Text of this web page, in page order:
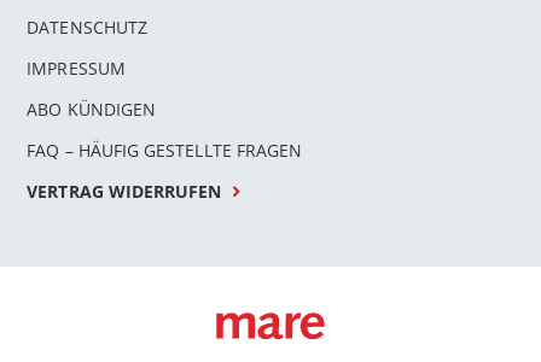
DATENSCHUTZ
IMPRESSUM
ABO KÜNDIGEN
FAQ – HÄUFIG GESTELLTE FRAGEN
VERTRAG WIDERRUFEN